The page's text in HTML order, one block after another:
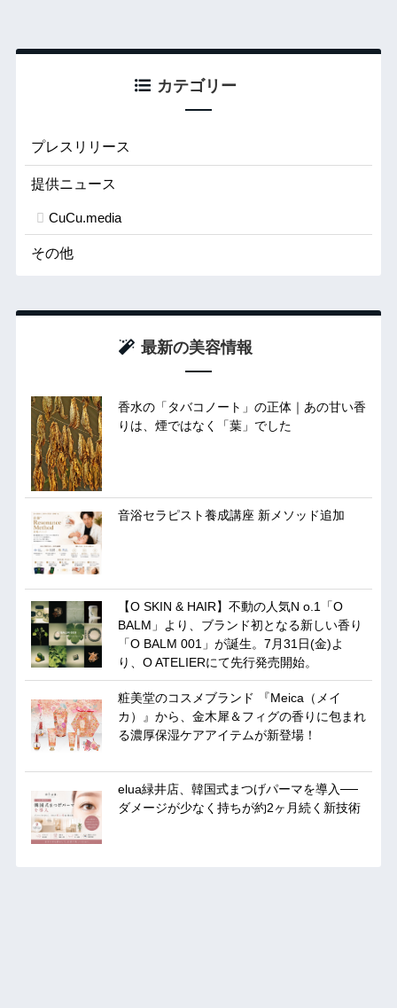
カテゴリー
プレスリリース
提供ニュース
CuCu.media
その他
最新の美容情報
香水の「タバコノート」の正体｜あの甘い香
りは、煙ではなく「葉」でした
音浴セラピスト養成講座 新メソッド追加
【O SKIN & HAIR】不動の人気N o.1「O
BALM」より、ブランド初となる新しい香り
「O BALM 001」が誕生。7月31日(金)よ
り、O ATELIERにて先行発売開始。
粧美堂のコスメブランド 『Meica（メイ
カ）』から、金木犀＆フィグの香りに包まれ
る濃厚保湿ケアアイテムが新登場！
elua緑井店、韓国式まつげパーマを導入──
ダメージが少なく持ちが約2ヶ月続く新技術